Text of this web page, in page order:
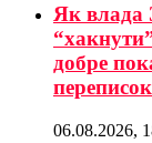
Як влада
добре
06.08.2026,